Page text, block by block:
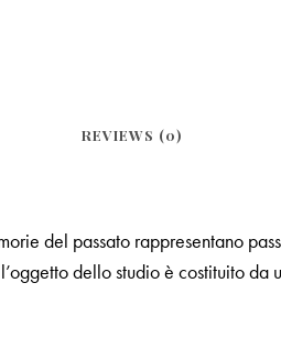
REVIEWS (0)
del passato rappresentano
dello studio è costituito